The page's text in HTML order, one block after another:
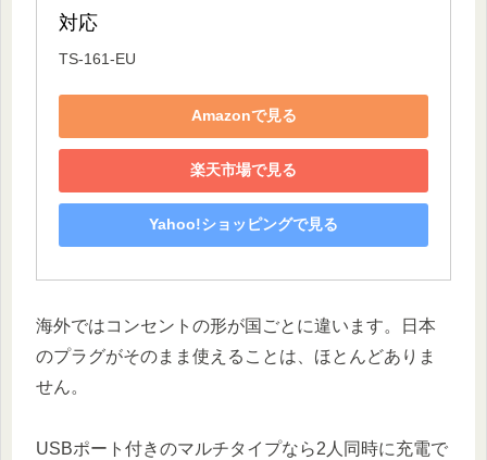
対応
TS-161-EU
Amazonで見る
楽天市場で見る
Yahoo!ショッピングで見る
海外ではコンセントの形が国ごとに違います。日本
のプラグがそのまま使えることは、ほとんどありま
せん。
USBポート付きのマルチタイプなら2人同時に充電で